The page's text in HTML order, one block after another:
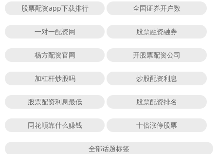
股票配资app下载排行 全国证券开户数
一对一配资网 股票融资融券
杨方配资官网 开股票配资公司
加杠杆炒股吗 炒股配资利息
股票配资利息最低 股票配资排名
同花顺靠什么赚钱 十倍涨停股票
全部话题标签